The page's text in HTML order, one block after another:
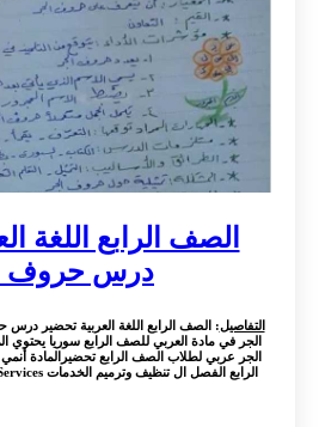
الصف الرابع اللغة
درس حروف
التفاصيل: الصف الرابع اللغة العربية تحضير
الجر في مادة العربي للصف الرابع سوريا
الجر عربي لطلاب الصف الرابع تحضيرالمادة
الرابع الفصل ال تنظيف وترميم الخدمات Cleanup & Restoration Services ...